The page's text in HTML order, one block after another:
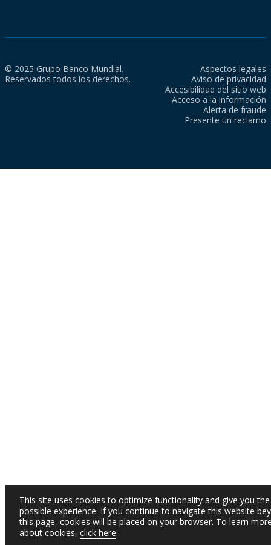
© 2025 Grupo Banco Mundial.
Reservados todos los derechos.
Aspectos legales
Aviso de privacidad
Accesibilidad del sitio web
Acceso a la información
Alerta de fraude
Presente un reclamo
This site uses cookies to optimize functionality and give you
possible experience. If you continue to navigate this website
this page, cookies will be placed on your browser. To learn
about cookies, click here.